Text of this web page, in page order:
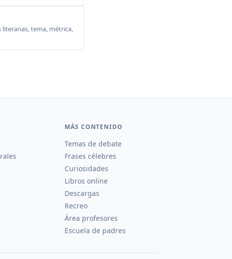
literarias, tema, métrica,
MÁS CONTENIDO
Temas de debate
Frases célebres
Curiosidades
Libros online
Descargas
Recreo
Área profesores
Escuela de padres